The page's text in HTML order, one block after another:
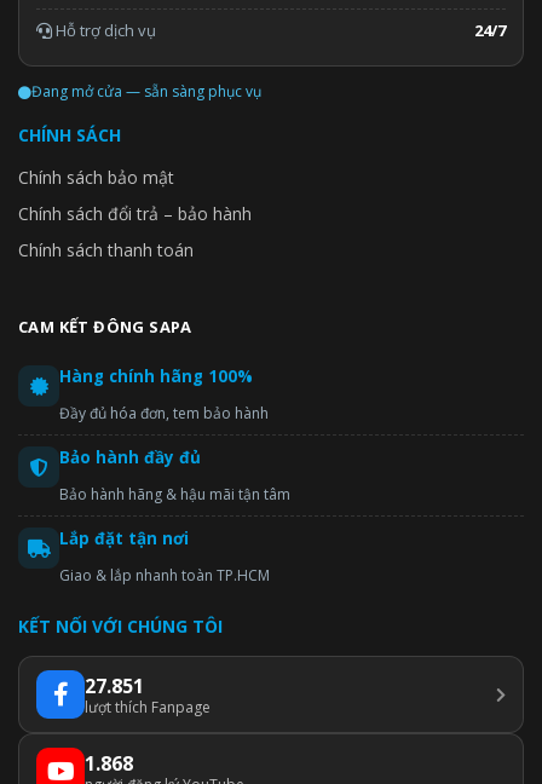
Hỗ trợ dịch vụ
24/7
Đang mở cửa — sẵn sàng phục vụ
CHÍNH SÁCH
Chính sách bảo mật
Chính sách đổi trả – bảo hành
Chính sách thanh toán
CAM KẾT ĐÔNG SAPA
Hàng chính hãng 100%
Đầy đủ hóa đơn, tem bảo hành
Bảo hành đầy đủ
Bảo hành hãng & hậu mãi tận tâm
Lắp đặt tận nơi
Giao & lắp nhanh toàn TP.HCM
KẾT NỐI VỚI CHÚNG TÔI
27.851
lượt thích Fanpage
1.868